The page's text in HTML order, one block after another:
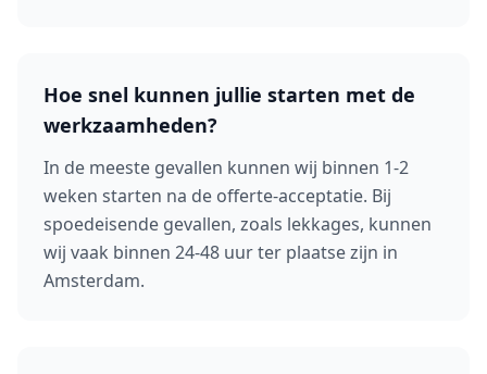
Hoe snel kunnen jullie starten met de
werkzaamheden?
In de meeste gevallen kunnen wij binnen 1-2
weken starten na de offerte-acceptatie. Bij
spoedeisende gevallen, zoals lekkages, kunnen
wij vaak binnen 24-48 uur ter plaatse zijn in
Amsterdam.